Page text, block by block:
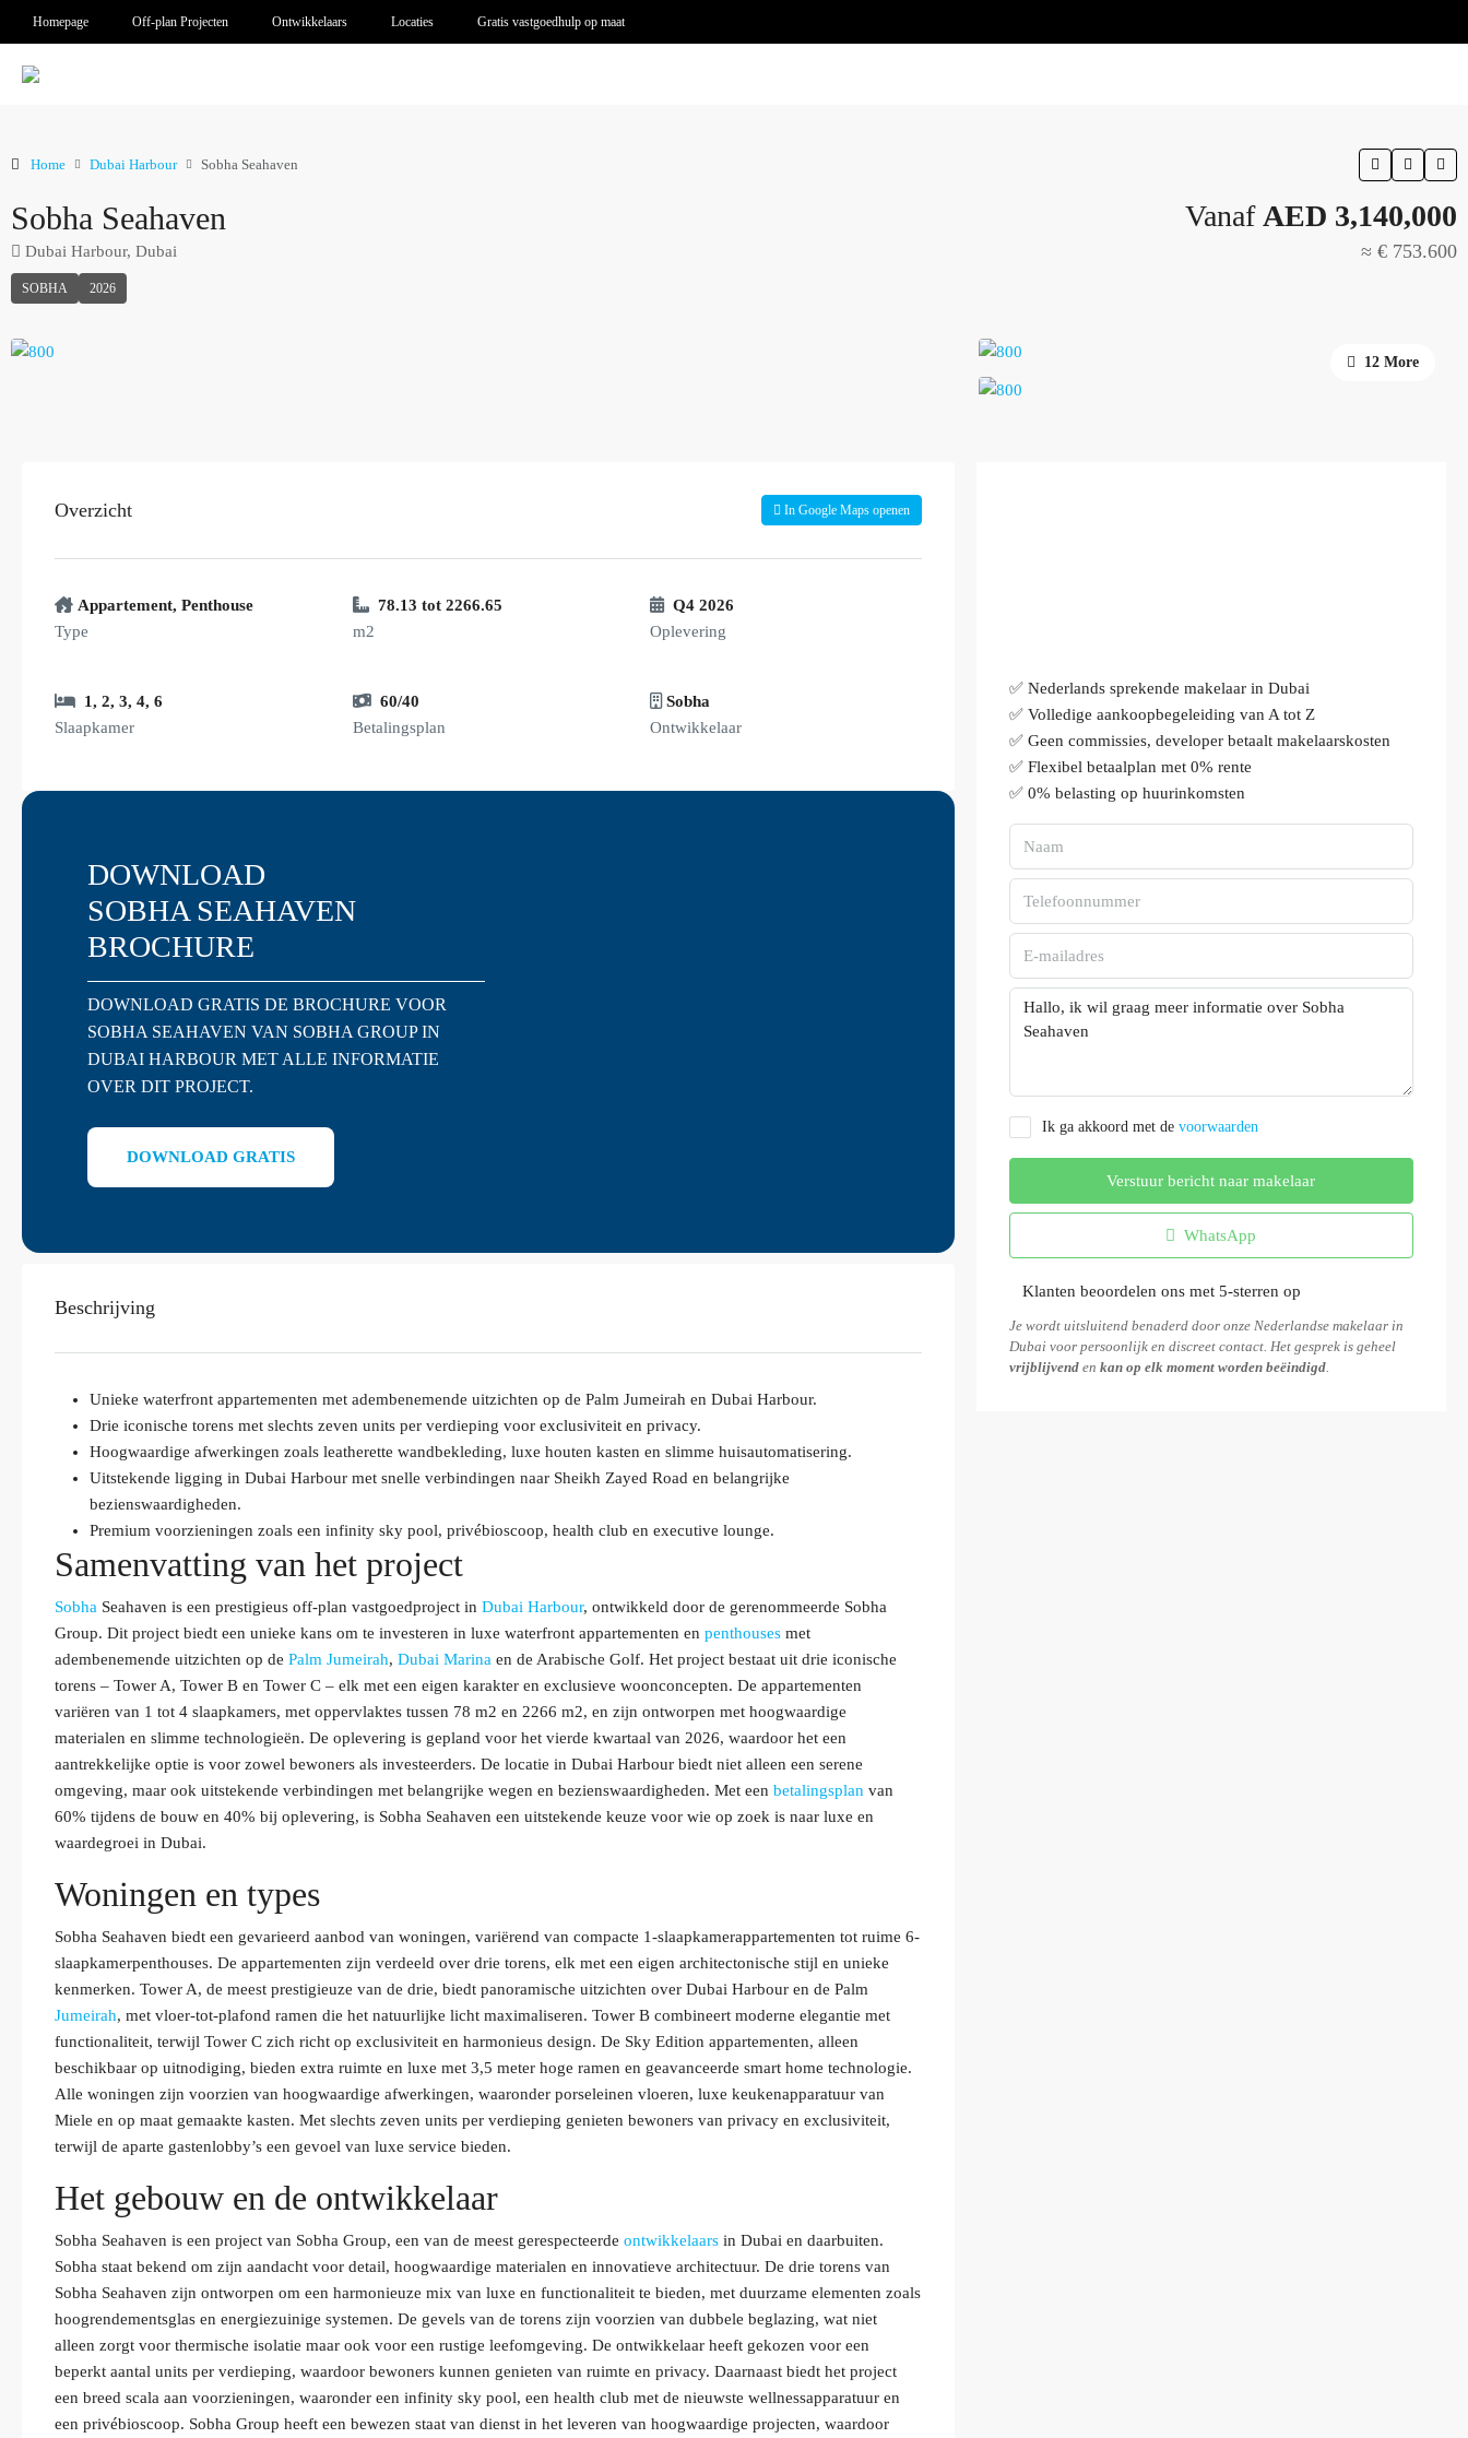
Homepage Off-plan Projecten Ontwikkelaars Locaties Gratis vastgoedhulp op maat
Home Dubai Harbour Sobha Seahaven
Sobha Seahaven
Dubai Harbour, Dubai
SOBHA 2026
Vanaf AED 3,140,000
≈ € 753.600
12 More
Overzicht In Google Maps openen
Appartement, Penthouse
Type
78.13 tot 2266.65
m2
Q4 2026
Oplevering
1, 2, 3, 4, 6
Slaapkamer
60/40
Betalingsplan
Sobha
Ontwikkelaar
DOWNLOAD
SOBHA SEAHAVEN
BROCHURE
DOWNLOAD GRATIS DE BROCHURE VOOR
SOBHA SEAHAVEN VAN SOBHA GROUP IN
DUBAI HARBOUR MET ALLE INFORMATIE
OVER DIT PROJECT.
DOWNLOAD GRATIS
Beschrijving
Unieke waterfront appartementen met adembenemende uitzichten op de Palm Jumeirah en Dubai Harbour.
Drie iconische torens met slechts zeven units per verdieping voor exclusiviteit en privacy.
Hoogwaardige afwerkingen zoals leatherette wandbekleding, luxe houten kasten en slimme huisautomatisering.
Uitstekende ligging in Dubai Harbour met snelle verbindingen naar Sheikh Zayed Road en belangrijke
bezienswaardigheden.
Premium voorzieningen zoals een infinity sky pool, privébioscoop, health club en executive lounge.
Samenvatting van het project
Sobha Seahaven is een prestigieus off-plan vastgoedproject in Dubai Harbour, ontwikkeld door de gerenommeerde Sobha
Group. Dit project biedt een unieke kans om te investeren in luxe waterfront appartementen en penthouses met
adembenemende uitzichten op de Palm Jumeirah, Dubai Marina en de Arabische Golf. Het project bestaat uit drie iconische
torens – Tower A, Tower B en Tower C – elk met een eigen karakter en exclusieve woonconcepten. De appartementen
variëren van 1 tot 4 slaapkamers, met oppervlaktes tussen 78 m2 en 2266 m2, en zijn ontworpen met hoogwaardige
materialen en slimme technologieën. De oplevering is gepland voor het vierde kwartaal van 2026, waardoor het een
aantrekkelijke optie is voor zowel bewoners als investeerders. De locatie in Dubai Harbour biedt niet alleen een serene
omgeving, maar ook uitstekende verbindingen met belangrijke wegen en bezienswaardigheden. Met een betalingsplan van
60% tijdens de bouw en 40% bij oplevering, is Sobha Seahaven een uitstekende keuze voor wie op zoek is naar luxe en
waardegroei in Dubai.
Woningen en types
Sobha Seahaven biedt een gevarieerd aanbod van woningen, variërend van compacte 1-slaapkamerappartementen tot ruime 6-
slaapkamerpenthouses. De appartementen zijn verdeeld over drie torens, elk met een eigen architectonische stijl en unieke
kenmerken. Tower A, de meest prestigieuze van de drie, biedt panoramische uitzichten over Dubai Harbour en de Palm
Jumeirah, met vloer-tot-plafond ramen die het natuurlijke licht maximaliseren. Tower B combineert moderne elegantie met
functionaliteit, terwijl Tower C zich richt op exclusiviteit en harmonieus design. De Sky Edition appartementen, alleen
beschikbaar op uitnodiging, bieden extra ruimte en luxe met 3,5 meter hoge ramen en geavanceerde smart home technologie.
Alle woningen zijn voorzien van hoogwaardige afwerkingen, waaronder porseleinen vloeren, luxe keukenapparatuur van
Miele en op maat gemaakte kasten. Met slechts zeven units per verdieping genieten bewoners van privacy en exclusiviteit,
terwijl de aparte gastenlobby’s een gevoel van luxe service bieden.
Het gebouw en de ontwikkelaar
Sobha Seahaven is een project van Sobha Group, een van de meest gerespecteerde ontwikkelaars in Dubai en daarbuiten.
Sobha staat bekend om zijn aandacht voor detail, hoogwaardige materialen en innovatieve architectuur. De drie torens van
Sobha Seahaven zijn ontworpen om een harmonieuze mix van luxe en functionaliteit te bieden, met duurzame elementen zoals
hoogrendementsglas en energiezuinige systemen. De gevels van de torens zijn voorzien van dubbele beglazing, wat niet
alleen zorgt voor thermische isolatie maar ook voor een rustige leefomgeving. De ontwikkelaar heeft gekozen voor een
beperkt aantal units per verdieping, waardoor bewoners kunnen genieten van ruimte en privacy. Daarnaast biedt het project
een breed scala aan voorzieningen, waaronder een infinity sky pool, een health club met de nieuwste wellnessapparatuur en
een privébioscoop. Sobha Group heeft een bewezen staat van dienst in het leveren van hoogwaardige projecten, waardoor
✅ Nederlands sprekende makelaar in Dubai
✅ Volledige aankoopbegeleiding van A tot Z
✅ Geen commissies, developer betaalt makelaarskosten
✅ Flexibel betaalplan met 0% rente
✅ 0% belasting op huurinkomsten
Ik ga akkoord met de voorwaarden
Verstuur bericht naar makelaar
WhatsApp
Klanten beoordelen ons met 5-sterren op
Je wordt uitsluitend benaderd door onze Nederlandse makelaar in
Dubai voor persoonlijk en discreet contact. Het gesprek is geheel
vrijblijvenden kan op elk moment worden beëindigd.